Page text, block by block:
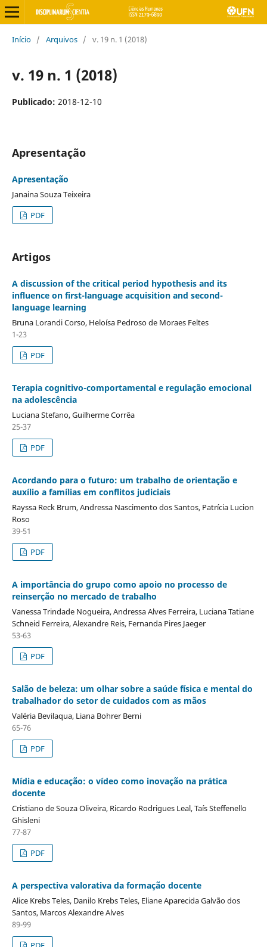
Início / Arquivos / v. 19 n. 1 (2018)
v. 19 n. 1 (2018)
Publicado: 2018-12-10
Apresentação
Apresentação
Janaina Souza Teixeira
PDF
Artigos
A discussion of the critical period hypothesis and its
influence on first-language acquisition and second-
language learning
Bruna Lorandi Corso, Heloísa Pedroso de Moraes Feltes
1-23
PDF
Terapia cognitivo-comportamental e regulação emocional
na adolescência
Luciana Stefano, Guilherme Corrêa
25-37
PDF
Acordando para o futuro: um trabalho de orientação e
auxílio a famílias em conflitos judiciais
Rayssa Reck Brum, Andressa Nascimento dos Santos, Patrícia Lucion
Roso
39-51
PDF
A importância do grupo como apoio no processo de
reinserção no mercado de trabalho
Vanessa Trindade Nogueira, Andressa Alves Ferreira, Luciana Tatiane
Schneid Ferreira, Alexandre Reis, Fernanda Pires Jaeger
53-63
PDF
Salão de beleza: um olhar sobre a saúde física e mental do
trabalhador do setor de cuidados com as mãos
Valéria Bevilaqua, Liana Bohrer Berni
65-76
PDF
Mídia e educação: o vídeo como inovação na prática
docente
Cristiano de Souza Oliveira, Ricardo Rodrigues Leal, Taís Steffenello
Ghisleni
77-87
PDF
A perspectiva valorativa da formação docente
Alice Krebs Teles, Danilo Krebs Teles, Eliane Aparecida Galvão dos
Santos, Marcos Alexandre Alves
89-99